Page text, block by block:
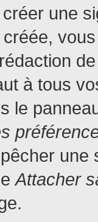
créer une
créée,
à tous
le
une
Attacher